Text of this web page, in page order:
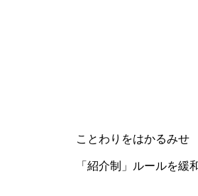
ことわりをはかるみせ
「紹介制」ルールを緩